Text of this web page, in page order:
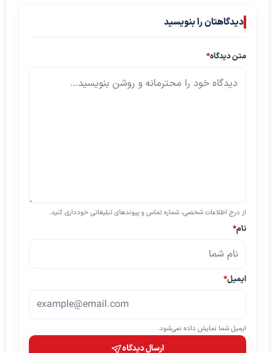
دیدگاهتان را بنویسید
متن دیدگاه*
از درج اطلاعات شخصی، شماره تماس و پیوندهای تبلیغاتی خودداری کنید.
نام*
ایمیل*
ایمیل شما نمایش داده نمی‌شود.
ارسال دیدگاه